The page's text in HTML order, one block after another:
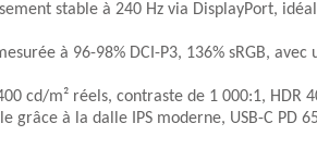
stable à 240 Hz via DisplayPort,
à 96-98% DCI-P3, 136% sRGB,
cd/m² réels, contraste de 1 000:1, HDR
grâce à la dalle IPS moderne, USB-C PD